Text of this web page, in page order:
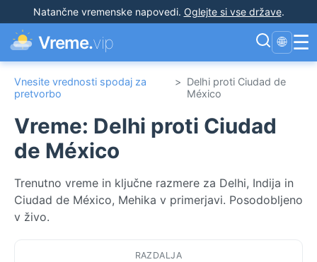
Natančne vremenske napovedi. Oglejte si vse države.
Vreme.vip 🌐 ☰
Vnesite vrednosti spodaj za
pretvorbo
> Delhi proti Ciudad de
México
Vreme: Delhi proti Ciudad
de México
Trenutno vreme in ključne razmere za Delhi, Indija in
Ciudad de México, Mehika v primerjavi. Posodobljeno
v živo.
RAZDALJA